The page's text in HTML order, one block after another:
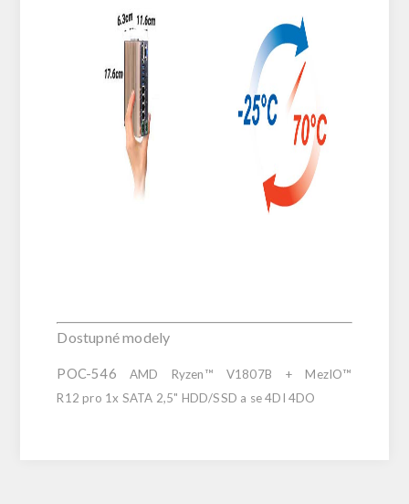
Dostupné modely
POC-546 AMD Ryzen™ V1807B
+ MezIO™
R12 pro 1x SATA 2,5" HDD/SSD a se 4DI 4DO